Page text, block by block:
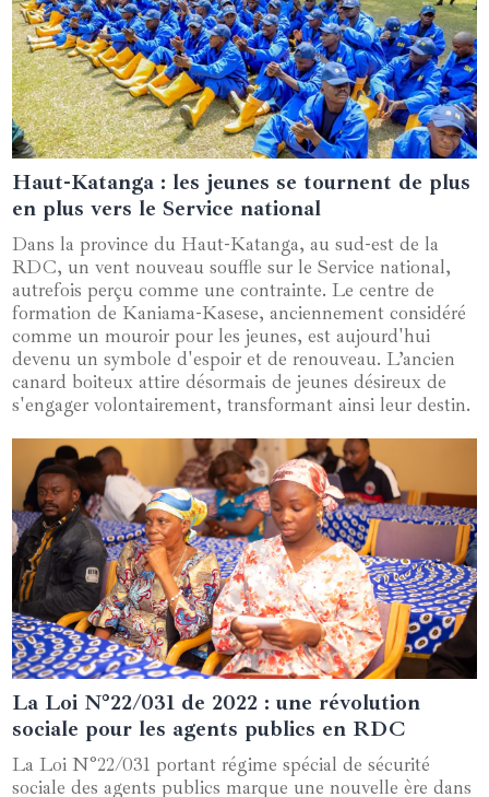
26 septembre 2024
Haut-Katanga : les jeunes se tournent de plus
en plus vers le Service national
Dans la province du Haut-Katanga, au sud-est de la
RDC, un vent nouveau souffle sur le Service national,
autrefois perçu comme une contrainte. Le centre de
formation de Kaniama-Kasese, anciennement considéré
comme un mouroir pour les jeunes, est aujourd'hui
devenu un symbole d'espoir et de renouveau. L’ancien
canard boiteux attire désormais de jeunes désireux de
s'engager volontairement, transformant ainsi leur destin.
03 janvier 2025
La Loi N°22/031 de 2022 : une révolution
sociale pour les agents publics en RDC
La Loi N°22/031 portant régime spécial de sécurité
sociale des agents publics marque une nouvelle ère dans